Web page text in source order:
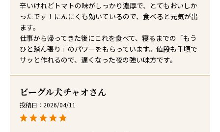
辛いけれどトマトの味がしっかり濃厚で、とてもおいしか
ったです！にんにくも効いているので、食べると元気が出
ます。
仕事から帰ってきた後にこれを食べて、寝るまでの「もう
ひと踏ん張り」のパワーをもらっています。値段も手頃で
サッと作れるので、遅くなった夜の強い味方です。
ビーグル犬チャオ
投稿日 2026/04/11